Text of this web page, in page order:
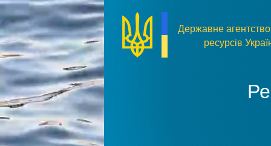
Перейти до основного матеріалу
Державне
ресурсів